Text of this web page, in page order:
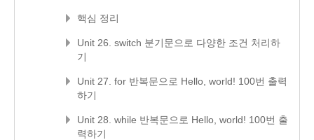
핵심 정리
Unit 26. switch 분기문으로 다양한 조건 처리하
기
Unit 27. for 반복문으로 Hello, world! 100번 출력
하기
Unit 28. while 반복문으로 Hello, world! 100번 출
력하기